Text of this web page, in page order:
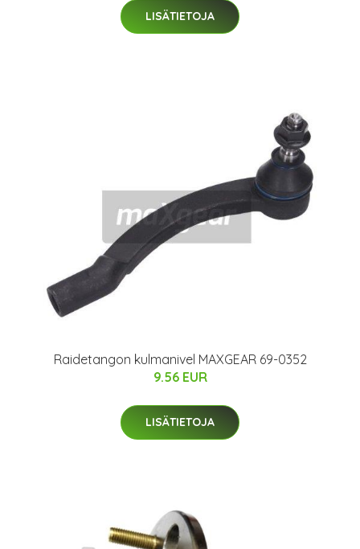
LISÄTIETOJA
Raidetangon kulmanivel MAXGEAR 69-0352
9.56 EUR
LISÄTIETOJA